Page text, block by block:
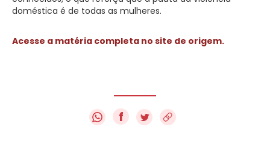
doméstica é de todas as mulheres.
Acesse a matéria completa no site de origem.
f